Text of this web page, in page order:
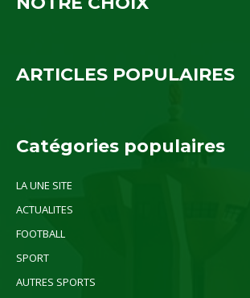
ARTICLES POPULAIRES
Catégories populaires
LA UNE SITE
ACTUALITES
FOOTBALL
SPORT
AUTRES SPORTS